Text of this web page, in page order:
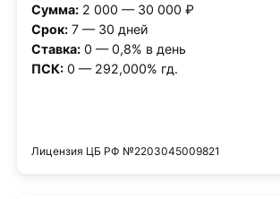
Сумма:2 000 — 30 000 ₽
Срок:7 — 30 дней
Ставка:0 — 0,8% в день
ПСК:0 — 292,000% гд.
Лицензия ЦБ РФ №2203045009821